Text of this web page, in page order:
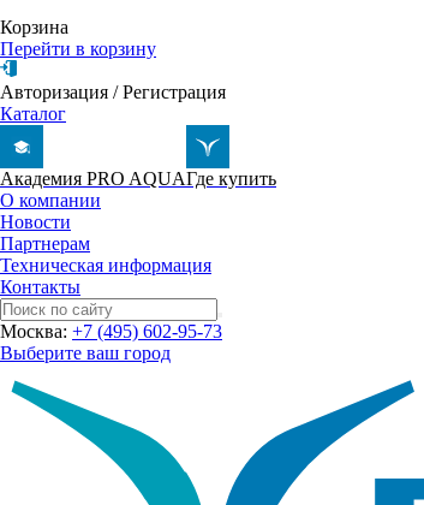
Корзина
Перейти в корзину
Авторизация /Регистрация
Каталог
Академия PRO AQUAГде купить
О компании
Новости
Партнерам
Техническая информация
Контакты
Москва: +7 (495) 602-95-73
Выберите ваш город